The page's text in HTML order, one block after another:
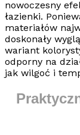
nowoczesny
łazienki.
materiałów
doskonały
wariant
odporny na
jak wilgoć i